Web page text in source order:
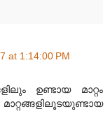
at 1:14:00 PM
ഉണ്ടായ മാറ്റം